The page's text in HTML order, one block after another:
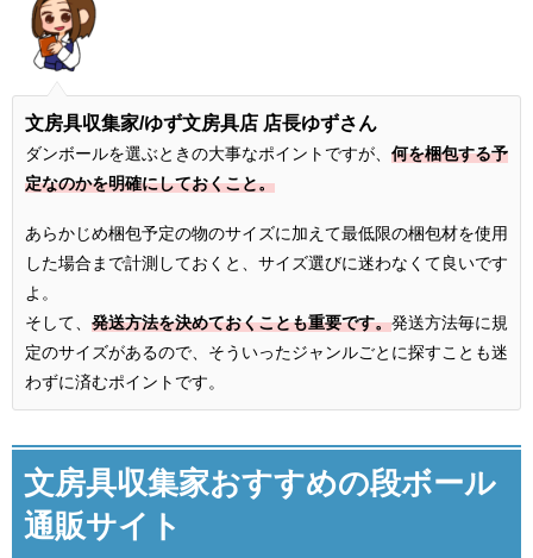
文房具収集家/ゆず文房具店 店長ゆずさん
ダンボールを選ぶときの大事なポイントですが、 何を梱包する予
定なのかを明確にしておくこと。
あらかじめ梱包予定の物のサイズに加えて最低限の梱包材を使用
した場合まで計測しておくと、サイズ選びに迷わなくて良いです
よ。
そして、 発送方法を決めておくことも重要です。発送方法毎に規
定のサイズがあるので、そういったジャンルごとに探すことも迷
わずに済むポイントです。
文房具収集家おすすめの段ボール
通販サイト